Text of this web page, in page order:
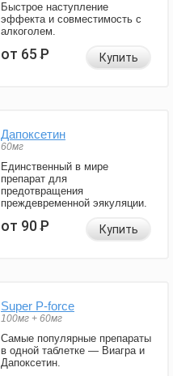
Быстрое наступление
эффекта и совместимость с
алкоголем.
от 65Р Купить
Дапоксетин
60мг
Единственный в мире
препарат для
предотвращения
преждевременной эякуляции.
от 90Р Купить
Super P-force
100мг + 60мг
Самые популярные препараты
в одной таблетке — Виагра и
Дапоксетин.